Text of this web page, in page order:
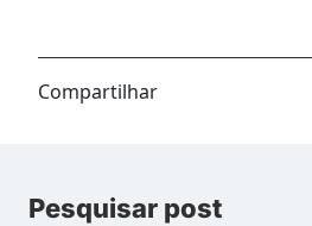
Compartilhar
Pesquisar post